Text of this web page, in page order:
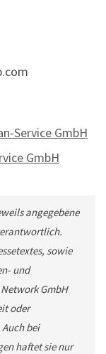
Service GmbH
GmbH
angegebene
sowie
und
GmbH
oder
bei
haftet sie nur